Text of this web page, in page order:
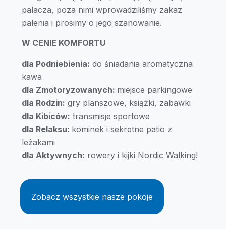
palacza, poza nimi wprowadziliśmy zakaz
palenia i prosimy o jego szanowanie.
W CENIE KOMFORTU
dla Podniebienia: do śniadania aromatyczna
kawa
dla Zmotoryzowanych: miejsce parkingowe
dla Rodzin: gry planszowe, książki, zabawki
dla Kibiców: transmisje sportowe
dla Relaksu: kominek i sekretne patio z
leżakami
dla Aktywnych: rowery i kijki Nordic Walking!
Zobacz wszystkie nasze pokoje